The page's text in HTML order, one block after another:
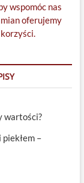
wspomóc nas
oferujemy
wartości?
–